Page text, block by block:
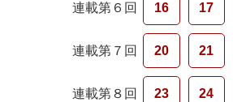
連載第６回 16 17
連載第７回 20 21
連載第８回 23 24